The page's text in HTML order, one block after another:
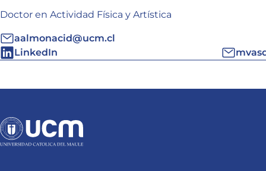
Doctor en Actividad Física y Artística
aalmonacid@ucm.cl
LinkedIn